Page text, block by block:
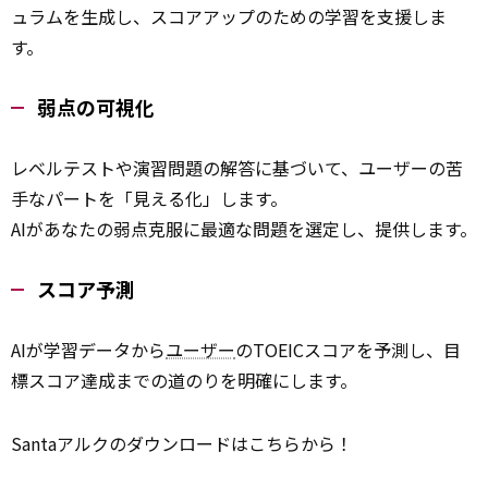
ュラムを生成し、スコアアップのための学習を支援しま
す。
弱点の可視化
レベルテストや演習問題の解答に基づいて、ユーザーの苦
手なパートを「見える化」します。
AIがあなたの弱点克服に最適な問題を選定し、提供します。
スコア予測
AIが学習データからユーザーのTOEICスコアを予測し、目
標スコア達成までの道のりを明確にします。
Santaアルクのダウンロードはこちらから！